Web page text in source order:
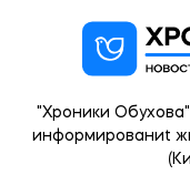
"Хроники
информированиt